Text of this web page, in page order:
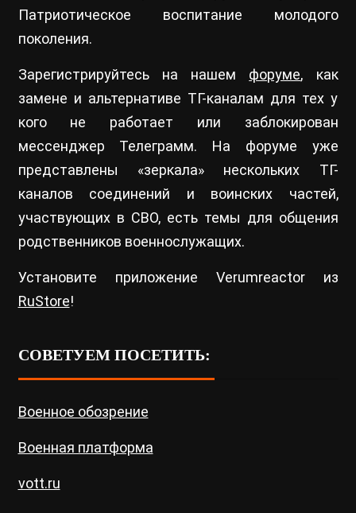
Патриотическое воспитание молодого
поколения.
Зарегистрируйтесь на нашем форуме, как
замене и альтернативе ТГ-каналам для тех у
кого не работает или заблокирован
мессенджер Телеграмм. На форуме уже
представлены «зеркала» нескольких ТГ-
каналов соединений и воинских частей,
участвующих в СВО, есть темы для общения
родственников военнослужащих.
Установите приложение Verumreactor из
RuStore!
СОВЕТУЕМ ПОСЕТИТЬ:
Военное обозрение
Военная платформа
vott.ru